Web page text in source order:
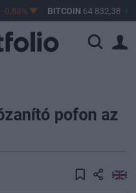
-0,88% BITCOIN64 832,38
pofon az